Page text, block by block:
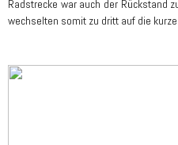
Radstrecke war auch der Rückstand
wechselten somit zu dritt auf die